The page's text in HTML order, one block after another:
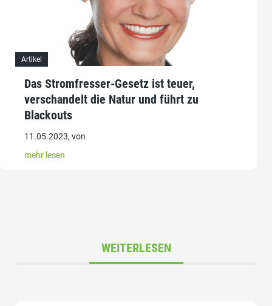
Artikel
Das Stromfresser-Gesetz ist teuer,
verschandelt die Natur und führt zu
Blackouts
11.05.2023, von
mehr lesen
WEITERLESEN